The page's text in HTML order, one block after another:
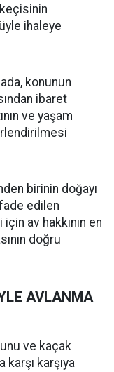
ihaleye
konunun
ibaret
ve yaşam
birinin doğayı
edilen
av hakkının en
doğru
AVLANMA
ve kaçak
karşı karşıya